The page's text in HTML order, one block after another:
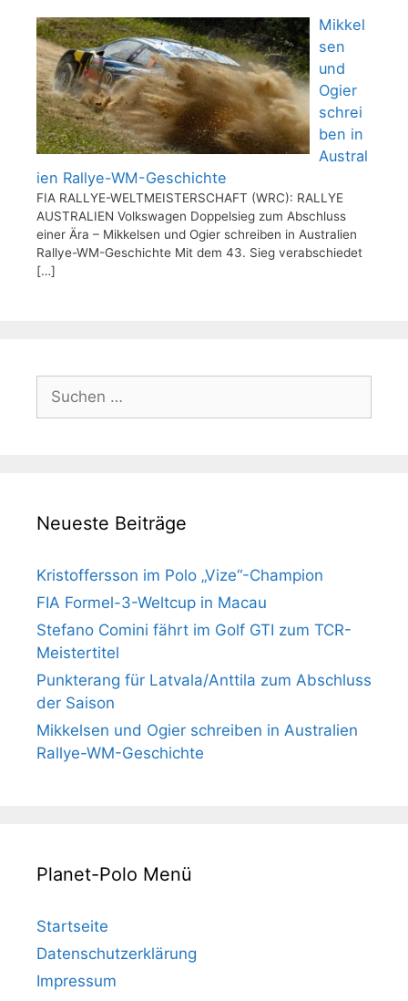
Mikkel
sen
und
Ogier
schrei
ben in
Austral
ien Rallye-WM-Geschichte
FIA RALLYE-WELTMEISTERSCHAFT (WRC): RALLYE
AUSTRALIEN Volkswagen Doppelsieg zum Abschluss
einer Ära – Mikkelsen und Ogier schreiben in Australien
Rallye-WM-Geschichte Mit dem 43. Sieg verabschiedet
[…]
Suchen
nach:
Neueste Beiträge
Kristoffersson im Polo „Vize“-Champion
FIA Formel-3-Weltcup in Macau
Stefano Comini fährt im Golf GTI zum TCR-
Meistertitel
Punkterang für Latvala/Anttila zum Abschluss
der Saison
Mikkelsen und Ogier schreiben in Australien
Rallye-WM-Geschichte
Planet-Polo Menü
Startseite
Datenschutzerklärung
Impressum